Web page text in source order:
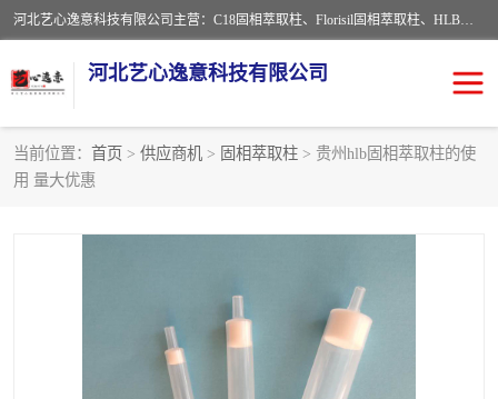
河北艺心逸意科技有限公司主营：C18固相萃取柱、Florisil固相萃取柱、HLB固相萃取柱、MCX固相萃取柱、QuEChERS、固相萃取空柱、针式过滤器 、固相萃取柱、黄曲霉毒素亲和柱。全国咨询热线：18630105913。河北艺心逸意科技有限公司接受来样定做，我们秉承着“顾客至上，锐意进取”的经营理念，坚持客户至上的原则为广大客户提供优质的服务，欢迎广大客户惠顾！免费咨询！
河北艺心逸意科技有限公司
当前位置： 首页 > 供应商机 > 固相萃取柱 > 贵州hlb固相萃取柱的使
用 量大优惠
固相萃取柱
过滤器/滤膜